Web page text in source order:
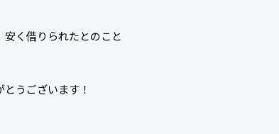
安く借りられたとのこと
とうございます！